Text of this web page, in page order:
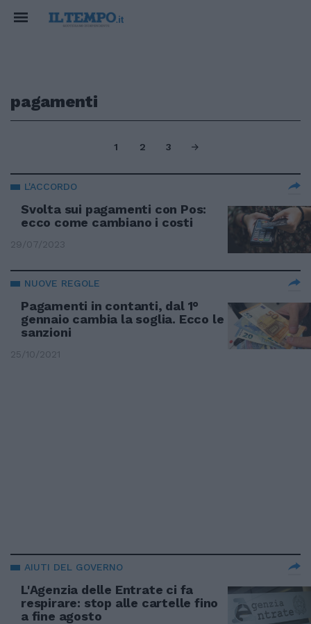
pagamenti
1 2 3
L'ACCORDO
Svolta sui pagamenti con Pos:
ecco come cambiano i costi
29/07/2023
NUOVE REGOLE
Pagamenti in contanti, dal 1°
gennaio cambia la soglia. Ecco le
sanzioni
25/10/2021
AIUTI DEL GOVERNO
L'Agenzia delle Entrate ci fa
respirare: stop alle cartelle fino
a fine agosto